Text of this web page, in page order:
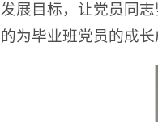
发展目标，让党员同
的为毕业班党员的成长